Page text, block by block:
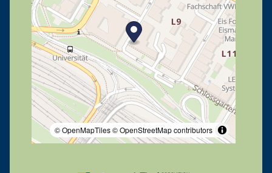
© OpenMapTiles© OpenStreetMap contributors